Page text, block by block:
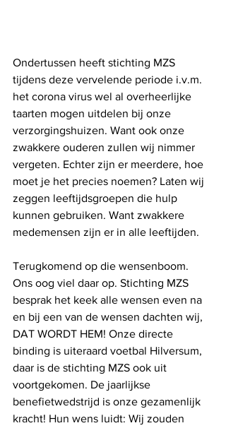
Ondertussen heeft stichting MZS
tijdens deze vervelende periode i.v.m.
het corona virus wel al overheerlijke
taarten mogen uitdelen bij onze
verzorgingshuizen. Want ook onze
zwakkere ouderen zullen wij nimmer
vergeten. Echter zijn er meerdere, hoe
moet je het precies noemen? Laten wij
zeggen leeftijdsgroepen die hulp
kunnen gebruiken. Want zwakkere
medemensen zijn er in alle leeftijden.
Terugkomend op die wensenboom.
Ons oog viel daar op. Stichting MZS
besprak het keek alle wensen even na
en bij een van de wensen dachten wij,
DAT WORDT HEM! Onze directe
binding is uiteraard voetbal Hilversum,
daar is de stichting MZS ook uit
voortgekomen. De jaarlijkse
benefietwedstrijd is onze gezamenlijk
kracht! Hun wens luidt: Wij zouden